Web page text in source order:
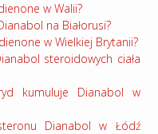
w Walii?
na Białorusi?
w Wielkiej Brytanii?
steroidowych ciała
kumuluje Dianabol w
Dianabol w Łódź